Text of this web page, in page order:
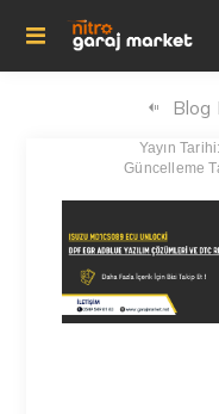
Blog
Yayın Tarihi:
Güncelleme